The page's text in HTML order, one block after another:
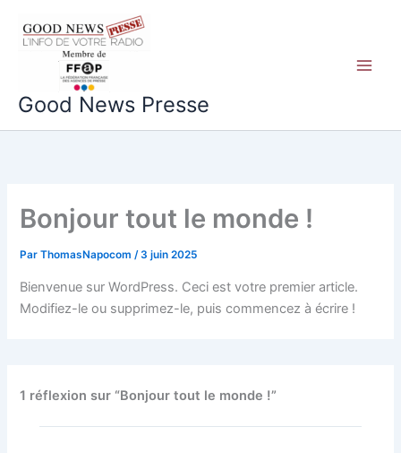
Good News Presse
Bonjour tout le monde !
ParThomasNapocom/3 juin 2025
Bienvenue sur WordPress. Ceci est votre premier article.
Modifiez-le ou supprimez-le, puis commencez à écrire !
1 réflexion sur “Bonjour tout le monde !”